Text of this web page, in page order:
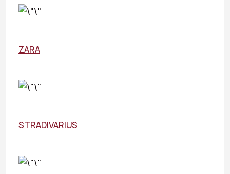
ZARA
STRADIVARIUS